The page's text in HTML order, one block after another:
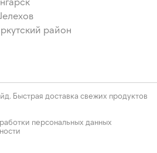
район
Быстрая доставка свежих продуктов
персональных данных